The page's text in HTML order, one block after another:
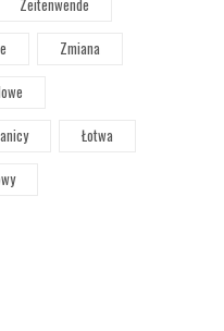
Zeitenwende
Zmiana
Łotwa